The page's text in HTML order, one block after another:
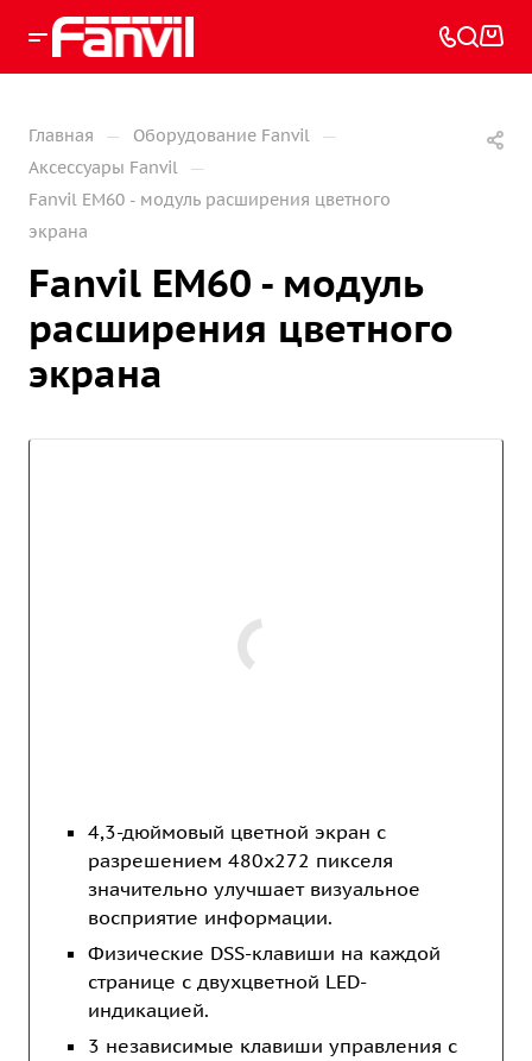
Главная — Оборудование Fanvil —
Аксессуары Fanvil —
Fanvil EM60 - модуль расширения цветного
экрана
Fanvil EM60 - модуль
расширения цветного
экрана
4,3-дюймовый цветной экран с
разрешением 480x272 пикселя
значительно улучшает визуальное
восприятие информации.
Физические DSS-клавиши на каждой
странице с двухцветной LED-
индикацией.
3 независимые клавиши управления с